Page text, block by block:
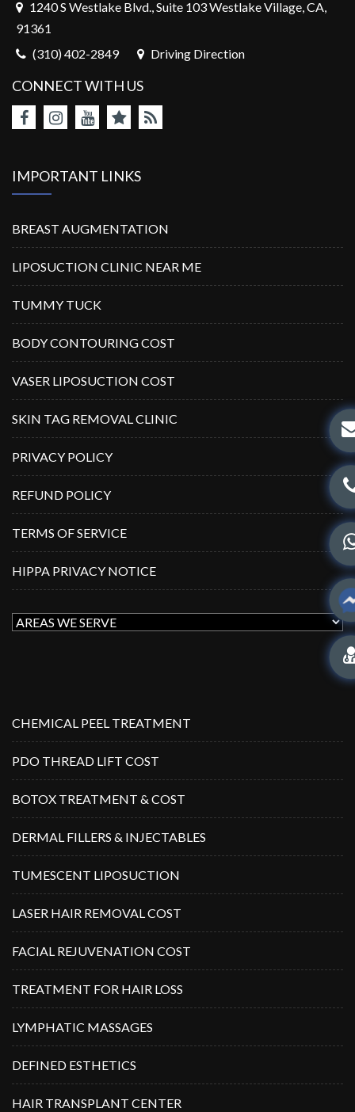
1240 S Westlake Blvd., Suite 103 Westlake Village, CA,
91361
(310) 402-2849
Driving Direction
CONNECT WITH US
IMPORTANT LINKS
BREAST AUGMENTATION
LIPOSUCTION CLINIC NEAR ME
TUMMY TUCK
BODY CONTOURING COST
VASER LIPOSUCTION COST
SKIN TAG REMOVAL CLINIC
PRIVACY POLICY
REFUND POLICY
TERMS OF SERVICE
HIPPA PRIVACY NOTICE
CHEMICAL PEEL TREATMENT
PDO THREAD LIFT COST
BOTOX TREATMENT & COST
DERMAL FILLERS & INJECTABLES
TUMESCENT LIPOSUCTION
LASER HAIR REMOVAL COST
FACIAL REJUVENATION COST
TREATMENT FOR HAIR LOSS
LYMPHATIC MASSAGES
DEFINED ESTHETICS
HAIR TRANSPLANT CENTER